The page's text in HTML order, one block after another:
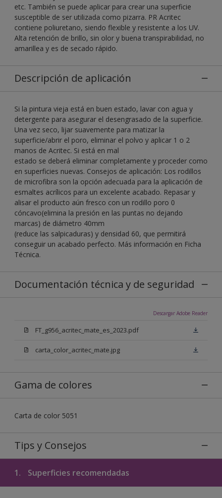
etc. También se puede aplicar para crear una superficie
susceptible de ser utilizada como pizarra. PR Acritec
contiene poliuretano, siendo flexible y resistente a los UV.
Alta retención de brillo, sin olor y buena transpirabilidad, no
amarillea y es de secado rápido.
Descripción de aplicación
Si la pintura vieja está en buen estado, lavar con agua y
detergente para asegurar el desengrasado de la superficie.
Una vez seco, lijar suavemente para matizar la
superficie/abrir el poro, eliminar el polvo y aplicar 1 o 2
manos de Acritec. Si está en mal
estado se deberá eliminar completamente y proceder como
en superficies nuevas. Consejos de aplicación: Los rodillos
de microfibra son la opción adecuada para la aplicación de
esmaltes acrílicos para un excelente acabado. Repasar y
alisar el producto aún fresco con un rodillo poro 0
cóncavo(elimina la presión en las puntas no dejando
marcas) de diámetro 40mm
(reduce las salpicaduras) y densidad 60, que permitirá
conseguir un acabado perfecto. Más información en Ficha
Técnica.
Documentación técnica y de seguridad
Descargar Adobe Reader
FT_g956_acritec_mate_es_2023.pdf
carta_color_acritec_mate.jpg
Gama de colores
Carta de color 5051
Tips y Consejos
1. Superficies recomendadas